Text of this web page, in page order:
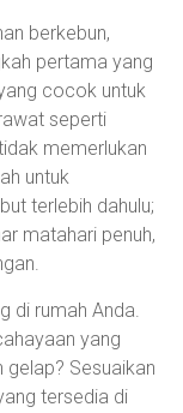
berkebun,
pertama yang
cocok untuk
seperti
memerlukan
untuk
terlebih dahulu;
matahari penuh,
di rumah Anda.
yang
gelap? Sesuaikan
tersedia di